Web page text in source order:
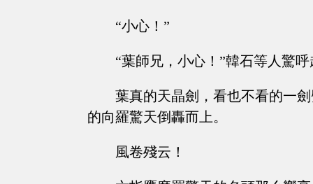
“小心！”
“葉師兄，小心！”韓石等人驚
葉真的天晶劍，看也不看的一
的向羅驚天倒轟而上。
風卷殘云！